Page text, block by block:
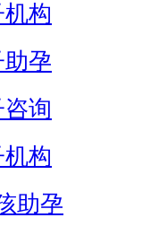
构
孕
询
构
助孕